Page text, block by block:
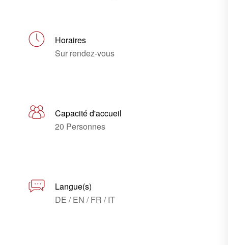
Horaires
Sur rendez-vous
Capacité d'accueil
20 Personnes
Langue(s)
DE / EN / FR / IT